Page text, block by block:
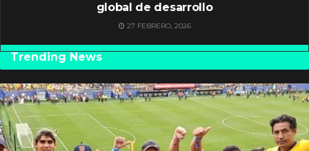
global de desarrollo
27 FEBRERO, 2026
Trending News